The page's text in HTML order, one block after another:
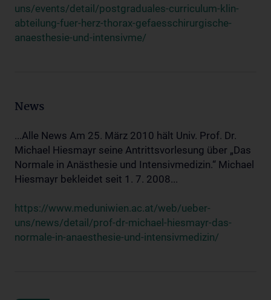
uns/events/detail/postgraduales-curriculum-klin-
abteilung-fuer-herz-thorax-gefaesschirurgische-
anaesthesie-und-intensivme/
News
...Alle News Am 25. März 2010 hält Univ. Prof. Dr.
Michael Hiesmayr seine Antrittsvorlesung über „Das
Normale in Anästhesie und Intensivmedizin.“ Michael
Hiesmayr bekleidet seit 1. 7. 2008...
https://www.meduniwien.ac.at/web/ueber-
uns/news/detail/prof-dr-michael-hiesmayr-das-
normale-in-anaesthesie-und-intensivmedizin/